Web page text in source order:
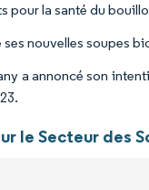
la santé du
nouvelles soupes
a annoncé son
le Secteur des